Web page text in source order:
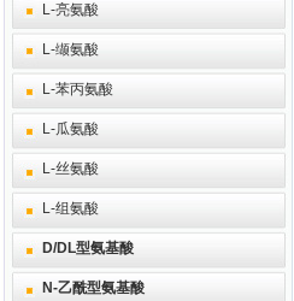
L-亮氨酸
L-缬氨酸
L-苯丙氨酸
L-瓜氨酸
L-丝氨酸
L-组氨酸
D/DL型氨基酸
N-乙酰型氨基酸